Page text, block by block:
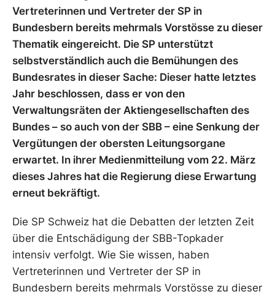
Vertreterinnen und Vertreter der SP in
Bundesbern bereits mehrmals Vorstösse zu dieser
Thematik eingereicht. Die SP unterstützt
selbstverständlich auch die Bemühungen des
Bundesrates in dieser Sache: Dieser hatte letztes
Jahr beschlossen, dass er von den
Verwaltungsräten der Aktiengesellschaften des
Bundes – so auch von der SBB – eine Senkung der
Vergütungen der obersten Leitungsorgane
erwartet. In ihrer Medienmitteilung vom 22. März
dieses Jahres hat die Regierung diese Erwartung
erneut bekräftigt.
Die SP Schweiz hat die Debatten der letzten Zeit
über die Entschädigung der SBB-Topkader
intensiv verfolgt. Wie Sie wissen, haben
Vertreterinnen und Vertreter der SP in
Bundesbern bereits mehrmals Vorstösse zu dieser